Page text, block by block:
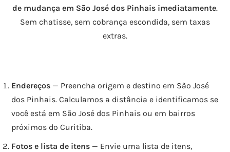
de mudança em São José dos Pinhais imediatamente.
Sem chatisse, sem cobrança escondida, sem taxas
extras.
Endereços — Preencha origem e destino em São José
dos Pinhais. Calculamos a distância e identificamos se
você está em São José dos Pinhais ou em bairros
próximos do Curitiba.
Fotos e lista de itens — Envie uma lista de itens,